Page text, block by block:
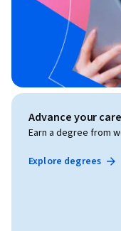
Advance your
Earn a degree from
Explore degrees